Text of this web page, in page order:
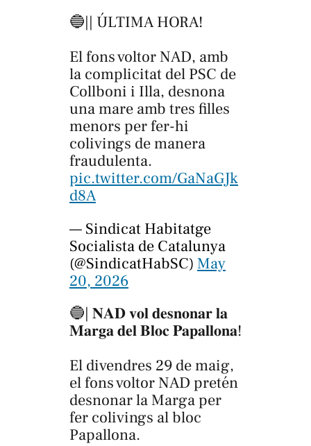
🔵|| ÚLTIMA HORA!
El fons voltor NAD, amb
la complicitat del PSC de
Collboni i Illa, desnona
una mare amb tres filles
menors per fer-hi
colivings de manera
fraudulenta.
pic.twitter.com/GaNaGJk
d8A
— Sindicat Habitatge
Socialista de Catalunya
(@SindicatHabSC) May
20, 2026
🔵| 𝐍𝐀𝐃 𝐯𝐨𝐥 𝐝𝐞𝐬𝐧𝐨𝐧𝐚𝐫 𝐥𝐚
𝐌𝐚𝐫𝐠𝐚 𝐝𝐞𝐥 𝐁𝐥𝐨𝐜 𝐏𝐚𝐩𝐚𝐥𝐥𝐨𝐧𝐚!
El divendres 29 de maig,
el fons voltor NAD pretén
desnonar la Marga per
fer colivings al bloc
Papallona.